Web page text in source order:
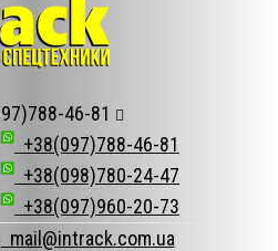
46-81
+38(097)788-46-81
+38(098)780-24-47
+38(097)960-20-73
mail@intrack.com.ua